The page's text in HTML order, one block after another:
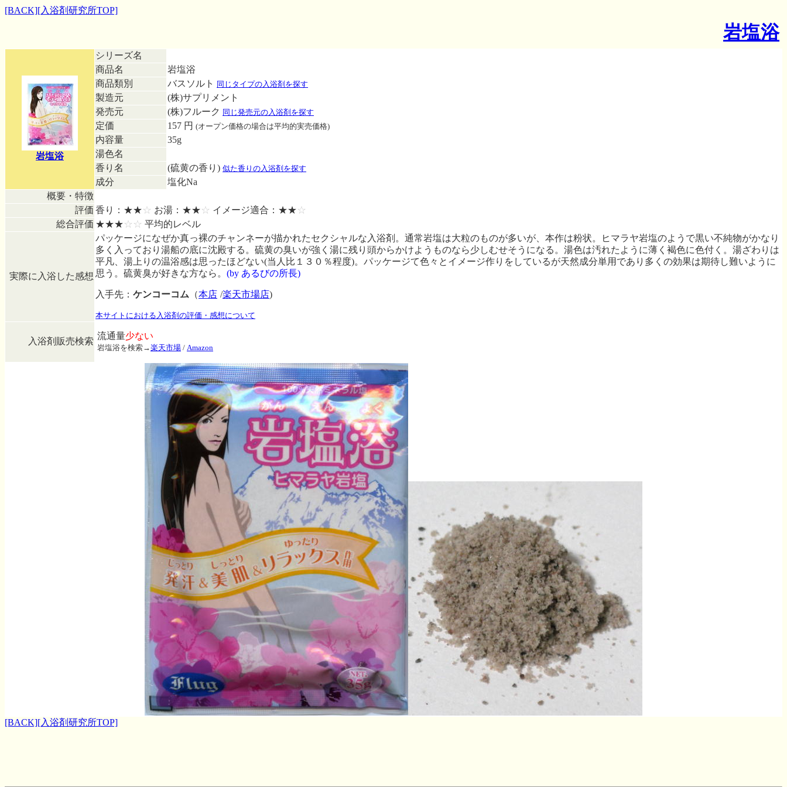
[BACK][入浴剤研究所TOP]
岩塩浴
岩塩浴
シリーズ名
商品名
岩塩浴
商品類別
バスソルト 同じタイプの入浴剤を探す
製造元
(株)サプリメント
発売元
(株)フルーク 同じ発売元の入浴剤を探す
定価 157 円 (オープン価格の場合は平均的実売価格)
内容量
35g
湯色名
香り名
(硫黄の香り) 似た香りの入浴剤を探す
成分
塩化Na
概要・特徴
評価 香り：★★☆ お湯：★★☆ イメージ適合：★★☆
総合評価 ★★★☆☆ 平均的レベル
実際に入浴した感想
パッケージになぜか真っ裸のチャンネーが描かれたセクシャルな入浴剤。通常岩塩は大粒のものが多いが、本作は粉状。ヒマラヤ岩塩のようで黒い不純物がかなり
多く入っており湯船の底に沈殿する。硫黄の臭いが強く湯に残り頭からかけようものなら少しむせそうになる。湯色は汚れたように薄く褐色に色付く。湯ざわりは
平凡、湯上りの温浴感は思ったほどない(当人比１３０％程度)。パッケージて色々とイメージ作りをしているが天然成分単用であり多くの効果は期待し難いように
思う。硫黄臭が好きな方なら。 (by あるびの所長)
入手先： ケンコーコム （本店 /楽天市場店)
本サイトにおける入浴剤の評価・感想について
入浴剤販売検索
流通量少ない
岩塩浴を検索→楽天市場 / Amazon
[BACK][入浴剤研究所TOP]